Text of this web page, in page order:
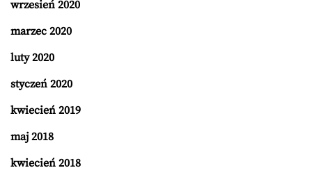
wrzesień 2020
marzec 2020
luty 2020
styczeń 2020
kwiecień 2019
maj 2018
kwiecień 2018